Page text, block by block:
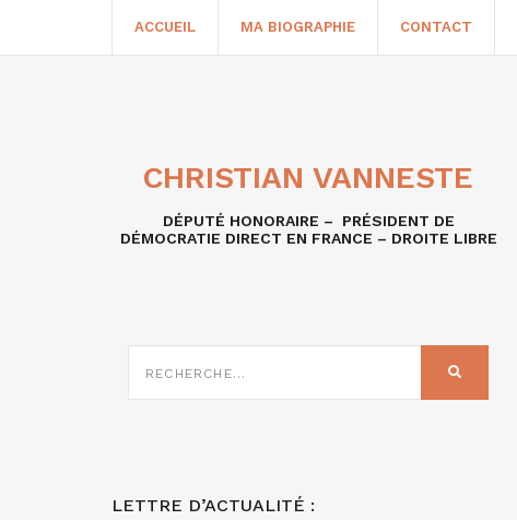
ACCUEIL MA BIOGRAPHIE CONTACT
CHRISTIAN VANNESTE
DÉPUTÉ HONORAIRE – PRÉSIDENT DE
DÉMOCRATIE DIRECT EN FRANCE – DROITE LIBRE
SUR
LETTRE D’ACTUALITÉ :